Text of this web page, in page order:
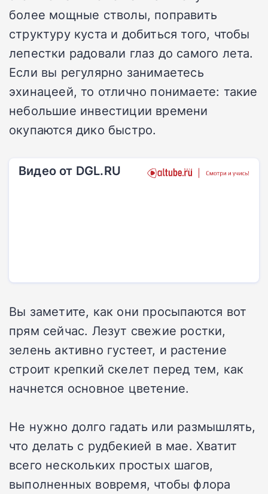
более мощные стволы, поправить
структуру куста и добиться того, чтобы
лепестки радовали глаз до самого лета.
Если вы регулярно занимаетесь
эхинацеей, то отлично понимаете: такие
небольшие инвестиции времени
окупаются дико быстро.
Видео от DGL.RU
Вы заметите, как они просыпаются вот
прям сейчас. Лезут свежие ростки,
зелень активно густеет, и растение
строит крепкий скелет перед тем, как
начнется основное цветение.
Не нужно долго гадать или размышлять,
что делать с рудбекией в мае. Хватит
всего нескольких простых шагов,
выполненных вовремя, чтобы флора